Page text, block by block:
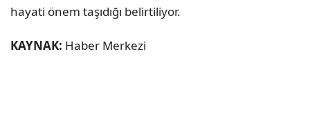
hayati önem taşıdığı belirtiliyor.
KAYNAK: Haber Merkezi